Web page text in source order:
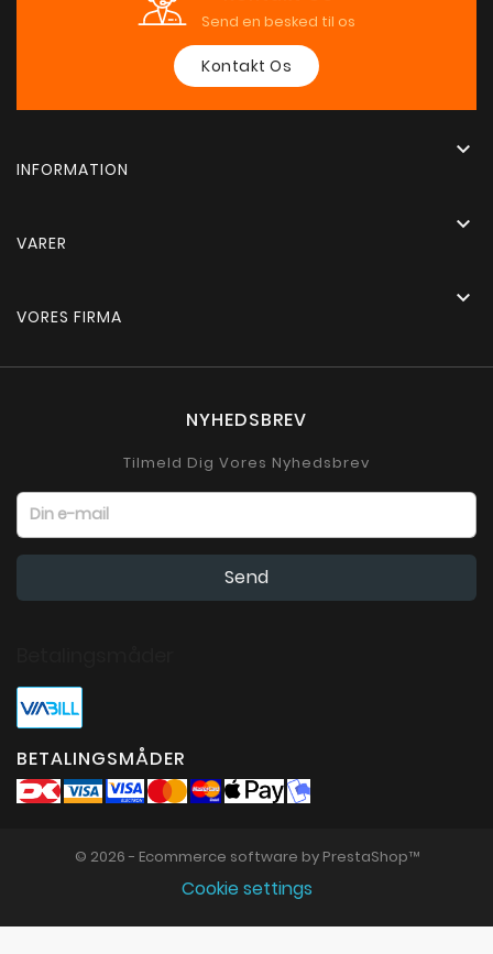
Send en besked til os
Kontakt Os
INFORMATION

VARER

VORES FIRMA

NYHEDSBREV
Tilmeld Dig Vores Nyhedsbrev
BETALINGSMÅDER
© 2026 - Ecommerce software by PrestaShop™
Cookie settings